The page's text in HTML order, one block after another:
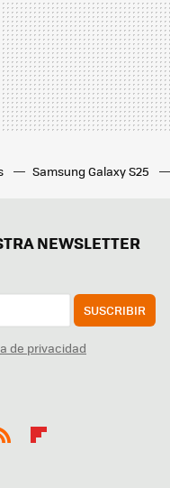
Samsung Galaxy S25
NEWSLETTER
SUSCRIBIR
de privacidad